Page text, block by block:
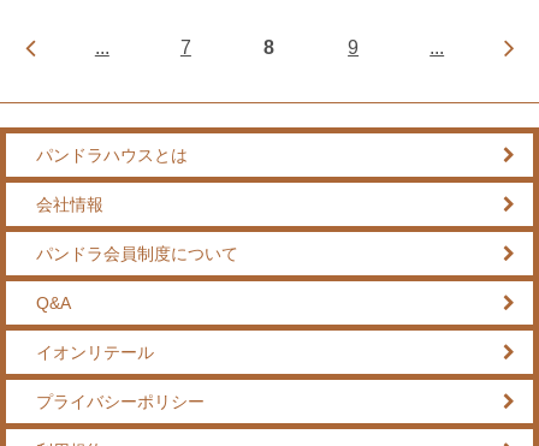
... 7 8 9 ...
パンドラハウスとは
会社情報
パンドラ会員制度について
Q&A
イオンリテール
プライバシーポリシー